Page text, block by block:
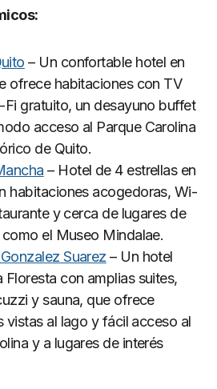
– Un confortable hotel en
ofrece habitaciones con TV
gratuito, un desayuno buffet
acceso al Parque Carolina
de Quito.
– Hotel de 4 estrellas en
habitaciones acogedoras, Wi-
y cerca de lugares de
el Museo Mindalae.
Suarez – Un hotel
Floresta con amplias suites,
y sauna, que ofrece
vistas al lago y fácil acceso al
y a lugares de interés